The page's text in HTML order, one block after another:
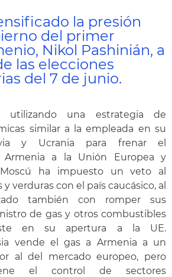
la presión
del primer
Nikol Pashinián, a
las elecciones
del 7 de junio.
utilizando una estrategia de
similar a la empleada en su
y Ucrania para frenar el
Armenia a la Unión Europea y
Moscú ha impuesto un veto al
verduras con el país caucásico, al
también con romper sus
de gas y otros combustibles
en su apertura a la UE.
vende el gas a Armenia a un
al del mercado europeo, pero
el control de sectores